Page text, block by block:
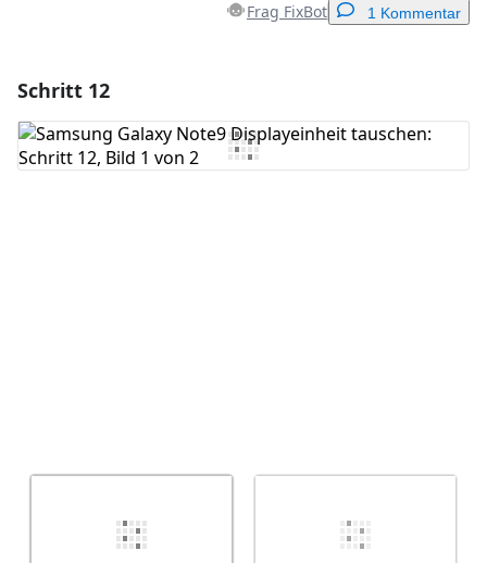
Frag FixBot 1 Kommentar
Kommentar hinzufügen
Schritt 12